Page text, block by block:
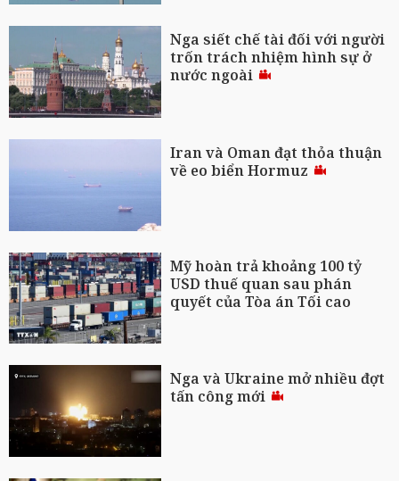
Nga siết chế tài đối với người
trốn trách nhiệm hình sự ở
nước ngoài
Iran và Oman đạt thỏa thuận
về eo biển Hormuz
Mỹ hoàn trả khoảng 100 tỷ
USD thuế quan sau phán
quyết của Tòa án Tối cao
Nga và Ukraine mở nhiều đợt
tấn công mới